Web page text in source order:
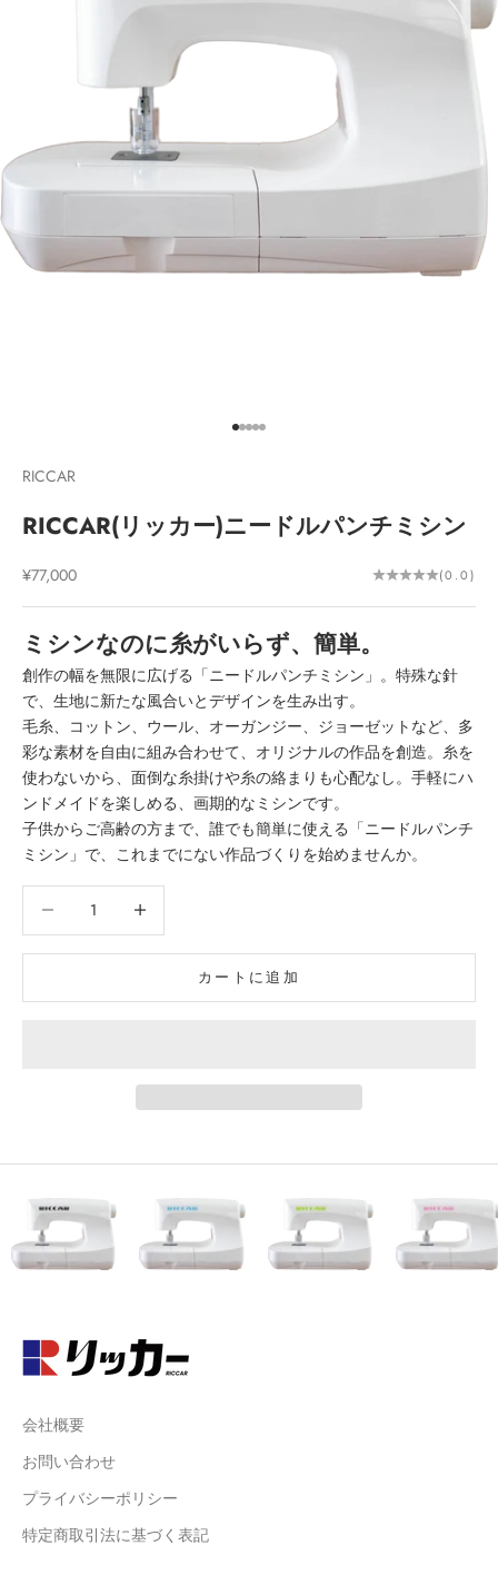
I18n Error: Missing interpolation
I18n Error: Missing interpolation
I18n Error: Missing interpolation
I18n Error: Missing interpolation
I18n Error: Missing interpolation
RICCAR
RICCAR(リッカー)ニードルパンチミシン
セール価格
¥77,000 (0.0)
ミシンなのに糸がいらず、簡単。
創作の幅を無限に広げる「ニードルパンチミシン」。特殊な針
で、生地に新たな風合いとデザインを生み出す。
毛糸、コットン、ウール、オーガンジー、ジョーゼットなど、多
彩な素材を自由に組み合わせて、オリジナルの作品を創造。糸を
使わないから、面倒な糸掛けや糸の絡まりも心配なし。手軽にハ
ンドメイドを楽しめる、画期的なミシンです。
子供からご高齢の方まで、誰でも簡単に使える「ニードルパンチ
ミシン」で、これまでにない作品づくりを始めませんか。
カートに追加
会社概要
お問い合わせ
プライバシーポリシー
特定商取引法に基づく表記